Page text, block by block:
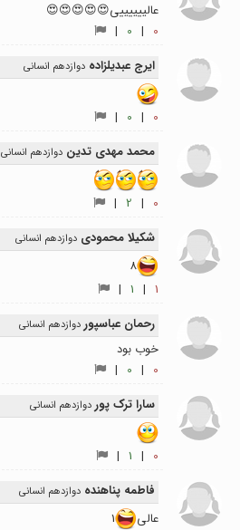
عالییییییی😍😍😍😍😍
0
|
0
|
ایرج عبدیلزاده دوازدهم انسانی
0
|
0
|
محمد مهدی تدین دوازدهم انسانی
0
|
2
|
شکیلا محمودی دوازدهم انسانی
8
1
|
1
|
رحمان عباسپوردوازدهم انسانی
خوب بود
0
|
0
|
سارا ترک پوردوازدهم انسانی
0
|
1
|
فاطمه پناهنده دوازدهم انسانی
عالى
1